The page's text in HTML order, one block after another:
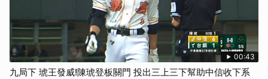
00:43
九局下 琥王發威!陳琥登板關門 投出三上三下幫助中信收下系